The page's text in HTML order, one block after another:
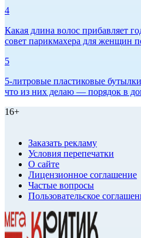
4
Какая длина волос прибавляет
совет парикмахера для женщин
5
5-литровые пластиковые
что из них делаю — порядок в
16+
Заказать рекламу
Условия перепечатки
О сайте
Лицензионное соглашение
Частые вопросы
Пользовательское